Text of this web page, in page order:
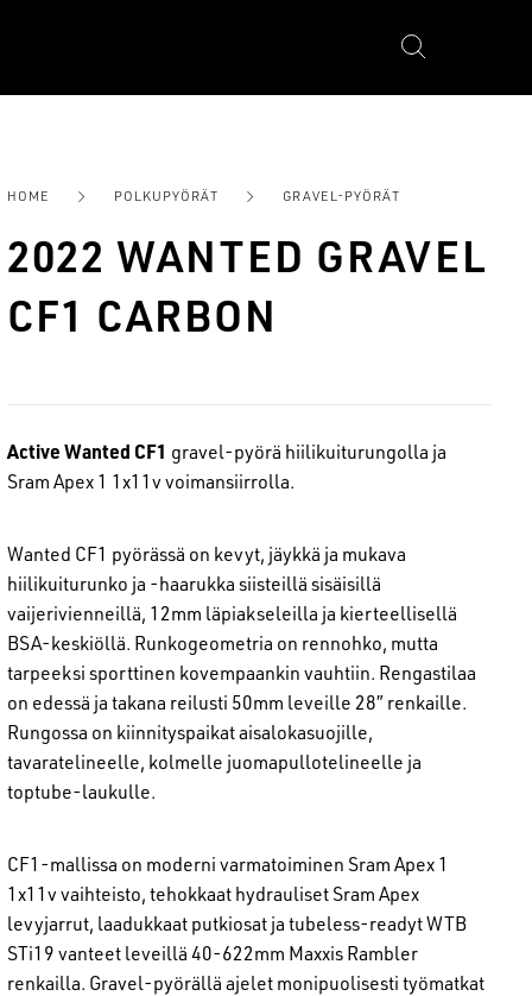
FATBIKES
HOME POLKUPYÖRÄT GRAVEL-PYÖRÄT
2022 WANTED GRAVEL
CF1 CARBON
Active Wanted CF1 gravel-pyörä hiilikuiturungolla ja
Sram Apex 1 1x11v voimansiirrolla.
Wanted CF1 pyörässä on kevyt, jäykkä ja mukava
hiilikuiturunko ja -haarukka siisteillä sisäisillä
vaijerivienneillä, 12mm läpiakseleilla ja kierteellisellä
BSA-keskiöllä. Runkogeometria on rennohko, mutta
tarpeeksi sporttinen kovempaankin vauhtiin. Rengastilaa
on edessä ja takana reilusti 50mm leveille 28″ renkaille.
Rungossa on kiinnityspaikat aisalokasuojille,
tavaratelineelle, kolmelle juomapullotelineelle ja
toptube-laukulle.
CF1-mallissa on moderni varmatoiminen Sram Apex 1
1x11v vaihteisto, tehokkaat hydrauliset Sram Apex
levyjarrut, laadukkaat putkiosat ja tubeless-readyt WTB
STi19 vanteet leveillä 40-622mm Maxxis Rambler
renkailla. Gravel-pyörällä ajelet monipuolisesti työmatkat